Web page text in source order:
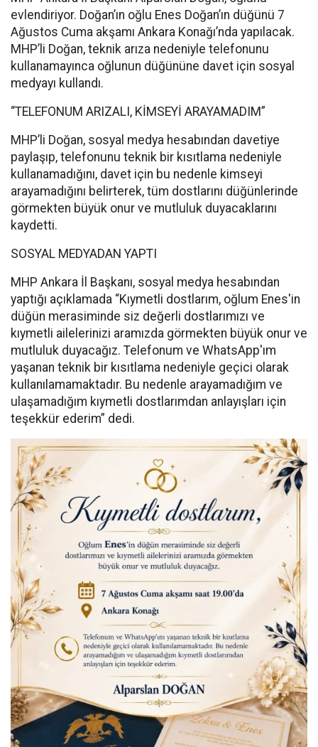
evlendiriyor. Doğan’ın oğlu Enes Doğan’ın düğünü 7
Ağustos Cuma akşamı Ankara Konağı’nda yapılacak.
MHP’li Doğan, teknik arıza nedeniyle telefonunu
kullanamayınca oğlunun düğününe davet için sosyal
medyayı kullandı.
“TELEFONUM ARIZALI, KİMSEYİ ARAYAMADIM”
MHP’li Doğan, sosyal medya hesabından davetiye
paylaşıp, telefonunu teknik bir kısıtlama nedeniyle
kullanamadığını, davet için bu nedenle kimseyi
arayamadığını belirterek, tüm dostlarını düğünlerinde
görmekten büyük onur ve mutluluk duyacaklarını
kaydetti.
SOSYAL MEDYADAN YAPTI
MHP Ankara İl Başkanı, sosyal medya hesabından
yaptığı açıklamada “Kıymetli dostlarım, oğlum Enes'in
düğün merasiminde siz değerli dostlarımızı ve
kıymetli ailelerinizi aramızda görmekten büyük onur ve
mutluluk duyacağız. Telefonum ve WhatsApp'ım
yaşanan teknik bir kısıtlama nedeniyle geçici olarak
kullanılamamaktadır. Bu nedenle arayamadığım ve
ulaşamadığım kıymetli dostlarımdan anlayışları için
teşekkür ederim” dedi.